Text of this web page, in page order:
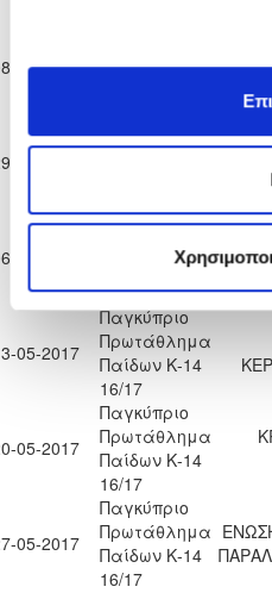
04-2017
04-2017
Πρωτάθλημα
05-2017
Παγκύπριο
Πρωτάθλημα
Παίδων Κ-14
16/17
05-2017
Παγκύπριο
Πρωτάθλημα
Παίδων Κ-14
16/17
05-2017
Παγκύπριο
Πρωτάθλημα
Παίδων Κ-14
16/17
05-2017
Παγκύπριο
Πρωτάθλημα
Παίδων Κ-14
16/17